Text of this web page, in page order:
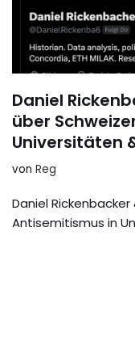
Daniel
über
Universitäten
von Reg
Daniel
Antisemitismus in